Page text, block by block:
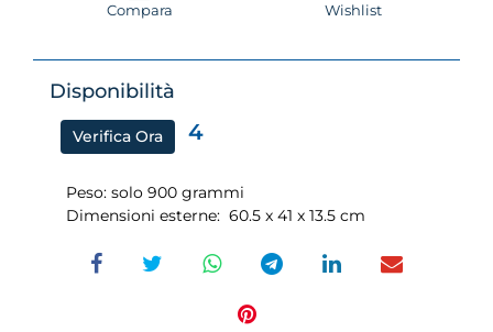
Compara Wishlist
Disponibilità
Verifica Ora 4
Peso: solo 900 grammi
Dimensioni esterne: 60.5 x 41 x 13.5 cm